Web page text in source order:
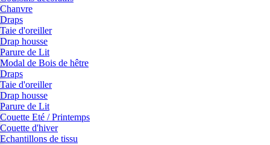
Chanvre
Draps
Taie d'oreiller
Drap housse
Parure de Lit
Modal de Bois de hêtre
Draps
Taie d'oreiller
Drap housse
Parure de Lit
Couette Eté / Printemps
Couette d'hiver
Echantillons de tissu